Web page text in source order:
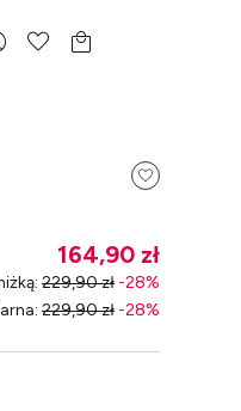
164,90 zł
: 229,90 zł -28%
: 229,90 zł -28%